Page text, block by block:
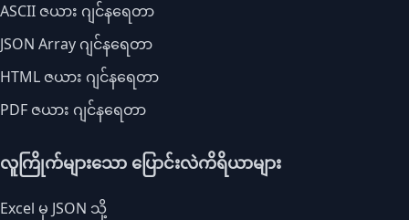
ASCII ဇယား ဂျင်နရေတာ
JSON Array ဂျင်နရေတာ
HTML ဇယား ဂျင်နရေတာ
PDF ဇယား ဂျင်နရေတာ
လူကြိုက်များသော ပြောင်းလဲကိရိယာများ
Excel မှ JSON သို့